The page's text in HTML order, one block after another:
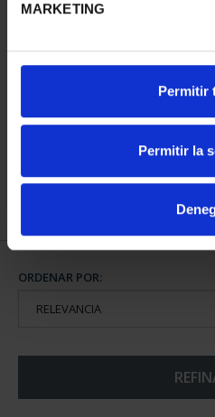
MARKETING
Permitir
Permitir la
CAPITALES ESPAÑOLAS
73,00 €
ORDENAR POR: